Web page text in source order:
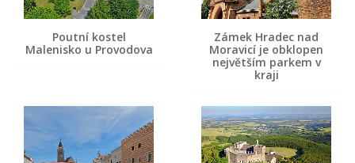
Poutní kostel
Malenisko u Provodova
Zámek Hradec nad
Moravicí je obklopen
největším parkem v
kraji